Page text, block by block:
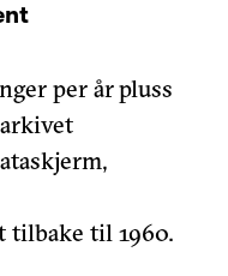
per år pluss
tilbake til 1960.